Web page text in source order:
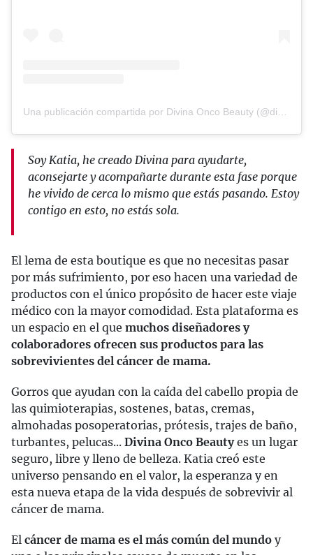
Soy Katia, he creado Divina para ayudarte,
aconsejarte y acompañarte durante esta fase porque
he vivido de cerca lo mismo que estás pasando. Estoy
contigo en esto, no estás sola.
El lema de esta boutique es que no necesitas pasar
por más sufrimiento, por eso hacen una variedad de
productos con el único propósito de hacer este viaje
médico con la mayor comodidad. Esta plataforma es
un espacio en el que muchos diseñadores y
colaboradores ofrecen sus productos para las
sobrevivientes del cáncer de mama.
Gorros que ayudan con la caída del cabello propia de
las quimioterapias, sostenes, batas, cremas,
almohadas posoperatorias, prótesis, trajes de baño,
turbantes, pelucas... Divina Onco Beautyes un lugar
seguro, libre y lleno de belleza. Katia creó este
universo pensando en el valor, la esperanza y en
esta nueva etapa de la vida después de sobrevivir al
cáncer de mama.
El cáncer de mama es el más común del mundo y